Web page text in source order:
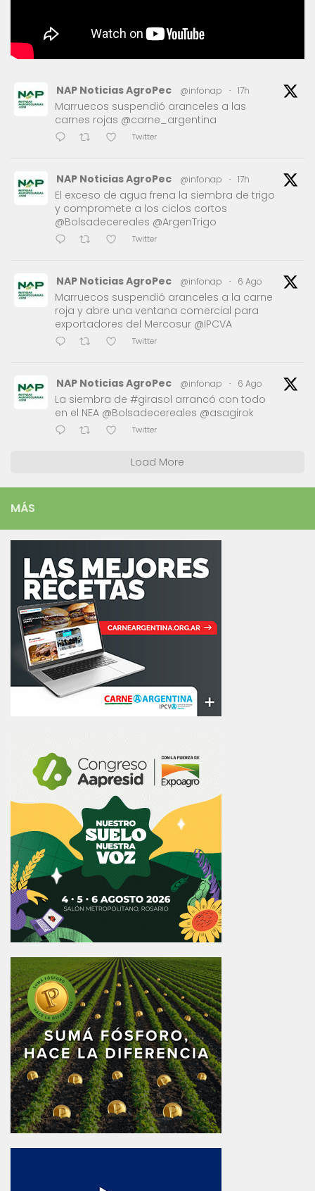
NAP Noticias AgroPec @infonap · 17h
Marruecos suspendió aranceles a las
carnes rojas @carne_argentina
Twitter
NAP Noticias AgroPec @infonap · 17h
El exceso de agua frena la siembra de trigo
y compromete a los ciclos cortos
@Bolsadecereales @ArgenTrigo
Twitter
NAP Noticias AgroPec @infonap · 6 Ago
Marruecos suspendió aranceles a la carne
roja y abre una ventana comercial para
exportadores del Mercosur @IPCVA
Twitter
NAP Noticias AgroPec @infonap · 6 Ago
La siembra de #girasol arrancó con todo
en el NEA @Bolsadecereales @asagirok
Twitter
Load More
MÁS